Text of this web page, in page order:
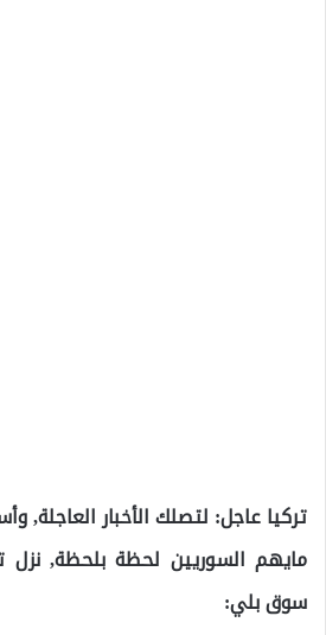
تركيا عاجل: لتصلك الأخبار العاجلة,
مايهم السوريين لحظة بلحظة,
سوق بلي: